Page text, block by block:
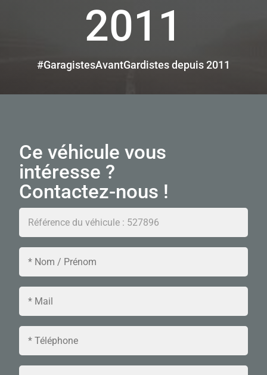
2011
#GaragistesAvantGardistes depuis 2011
Ce véhicule vous
intéresse ?
Contactez-nous !